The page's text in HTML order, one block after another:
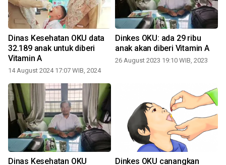
Dinas Kesehatan OKU data
32.189 anak untuk diberi
Vitamin A
14 August 2024 17:07 WIB, 2024
Dinkes OKU: ada 29 ribu
anak akan diberi Vitamin A
26 August 2023 19:10 WIB, 2023
Dinas Kesehatan OKU
Dinkes OKU canangkan